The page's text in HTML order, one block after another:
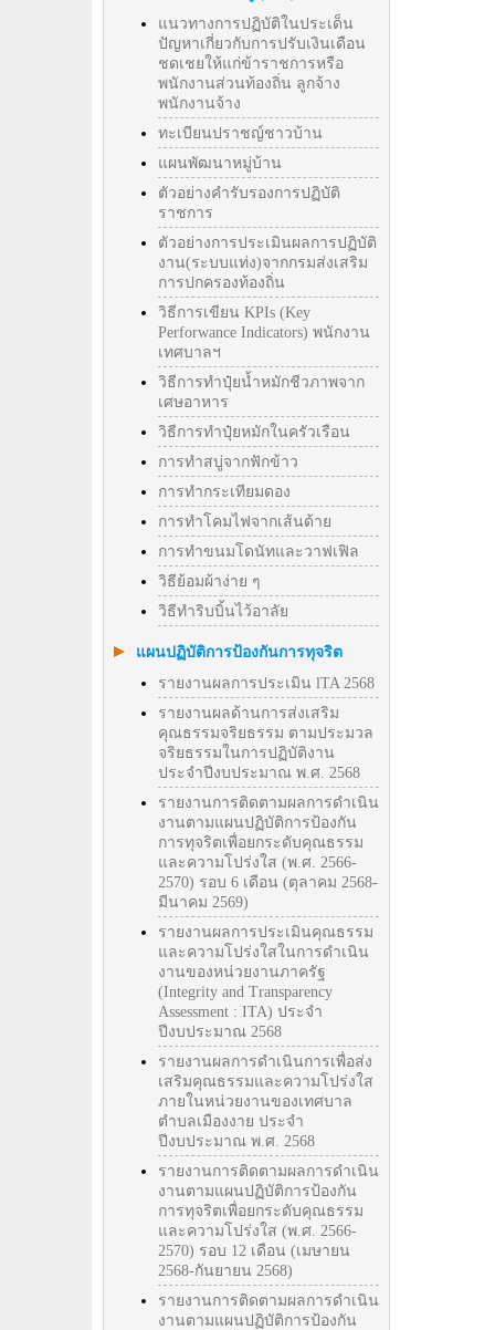
แนวทางการปฏิบัติในประเด็น
ปัญหาเกี่ยวกับการปรับเงินเดือน
ชดเชยให้แก่ข้าราชการหรือ
พนักงานส่วนท้องถิ่น ลูกจ้าง
พนักงานจ้าง
ทะเบียนปราชญ์ชาวบ้าน
แผนพัฒนาหมู่บ้าน
ตัวอย่างคำรับรองการปฏิบัติ
ราชการ
ตัวอย่างการประเมินผลการปฏิบัติ
งาน(ระบบแท่ง)จากกรมส่งเสริม
การปกครองท้องถิ่น
วิธีการเขียน KPIs (Key
Perforwance Indicators) พนักงาน
เทศบาลฯ
วิธีการทำปุ๋ยน้ำหมักชีวภาพจาก
เศษอาหาร
วิธีการทำปุ๋ยหมักในครัวเรือน
การทำสบู่จากฟักข้าว
การทำกระเทียมดอง
การทำโคมไฟจากเส้นด้าย
การทำขนมโดนัทและวาฟเฟิล
วิธีย้อมผ้าง่าย ๆ
วิธีทําริบบิ้นไว้อาลัย
แผนปฏิบัติการป้องกันการทุจริต
รายงานผลการประเมิน lTA 2568
รายงานผลด้านการส่งเสริม
คุณธรรมจริยธรรม ตามประมวล
จริยธรรมในการปฏิบัติงาน
ประจำปีงบประมาณ พ.ศ. 2568
รายงานการติดตามผลการดำเนิน
งานตามแผนปฏิบัติการป้องกัน
การทุจริตเพื่อยกระดับคุณธรรม
และความโปร่งใส (พ.ศ. 2566-
2570) รอบ 6 เดือน (ตุลาคม 2568-
มีนาคม 2569)
รายงานผลการประเมินคุณธรรม
และความโปร่งใสในการดำเนิน
งานของหน่วยงานภาครัฐ
(Integrity and Transparency
Assessment : ITA) ประจำ
ปีงบประมาณ 2568
รายงานผลการดำเนินการเพื่อส่ง
เสริมคุณธรรมและความโปร่งใส
ภายในหน่วยงานของเทศบาล
ตำบลเมืองงาย ประจำ
ปีงบประมาณ พ.ศ. 2568
รายงานการติดตามผลการดำเนิน
งานตามแผนปฏิบัติการป้องกัน
การทุจริตเพื่อยกระดับคุณธรรม
และความโปร่งใส (พ.ศ. 2566-
2570) รอบ 12 เดือน (เมษายน
2568-กันยายน 2568)
รายงานการติดตามผลการดำเนิน
งานตามแผนปฏิบัติการป้องกัน